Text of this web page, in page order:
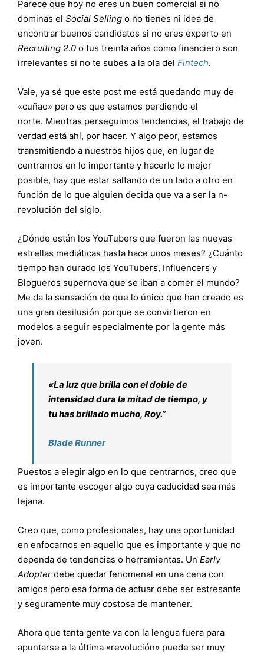
Parece que hoy no eres un buen comercial si no
dominas el Social Selling o no tienes ni idea de
encontrar buenos candidatos si no eres experto en
Recruiting 2.0 o tus treinta años como financiero son
irrelevantes si no te subes a la ola del Fintech.
Vale, ya sé que este post me está quedando muy de
«cuñao» pero es que estamos perdiendo el
norte. Mientras perseguimos tendencias, el trabajo de
verdad está ahí, por hacer. Y algo peor, estamos
transmitiendo a nuestros hijos que, en lugar de
centrarnos en lo importante y hacerlo lo mejor
posible, hay que estar saltando de un lado a otro en
función de lo que alguien decida que va a ser la n-
revolución del siglo.
¿Dónde están los YouTubers que fueron las nuevas
estrellas mediáticas hasta hace unos meses? ¿Cuánto
tiempo han durado los YouTubers, Influencers y
Blogueros supernova que se iban a comer el mundo?
Me da la sensación de que lo único que han creado es
una gran desilusión porque se convirtieron en
modelos a seguir especialmente por la gente más
joven.
«La luz que brilla con el doble de
intensidad dura la mitad de tiempo, y
tu has brillado mucho, Roy.”
Blade Runner
Puestos a elegir algo en lo que centrarnos, creo que
es importante escoger algo cuya caducidad sea más
lejana.
Creo que, como profesionales, hay una oportunidad
en enfocarnos en aquello que es importante y que no
dependa de tendencias o herramientas. Un Early
Adopter debe quedar fenomenal en una cena con
amigos pero esa forma de actuar debe ser estresante
y seguramente muy costosa de mantener.
Ahora que tanta gente va con la lengua fuera para
apuntarse a la última «revolución» puede ser muy